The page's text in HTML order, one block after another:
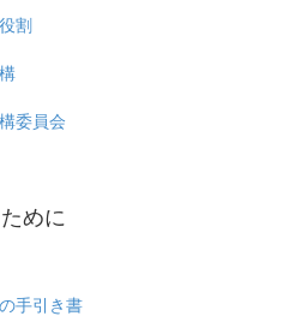
割
委員会
めに
手引き書